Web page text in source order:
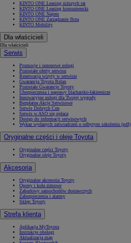
KINTO ONE Leasing niższych rat
KINTO ONE Leasing konsumencki
KINTO ONE Najem
KINTO ONE Zarządzanie flotą
KINTO Mobility
Dla właścicieli
Dla właścicieli
Serwis
Promocje i sezonowe usługi
Pozostałe oferty serwisu
Rezerwacja wizyty w serwisie
Gwarancja Toyota Relax
Pozostałe Gwarancje Toyoty
Ubezpieczenia i naprawy blacharsko-lakiernicze
Innowacyjne usługi dla Twojej wygody
Bezpłatne Akcje Serwisowe
Serwis Dobrych Cen
Serwis w ASO się opłaca
Dostęp do informacji serwisowych
Wykaz wydanych zaświadczeń o odbytym szkoleniu (pdf)
Oryginalne części i oleje Toyota
Oryginalne części Toyoty
Oryginalne oleje Toyoty
Akcesoria
Oryginalne akcesoria Toyoty
Opony i koła zimowe
Zabudowy samochodów dostawczych
Zabezpieczenia i alarmy
Sklep Toyoty
Strefa klienta
Aplikacja MyToyota
Instrukcje obsługi
Aktualizacja map